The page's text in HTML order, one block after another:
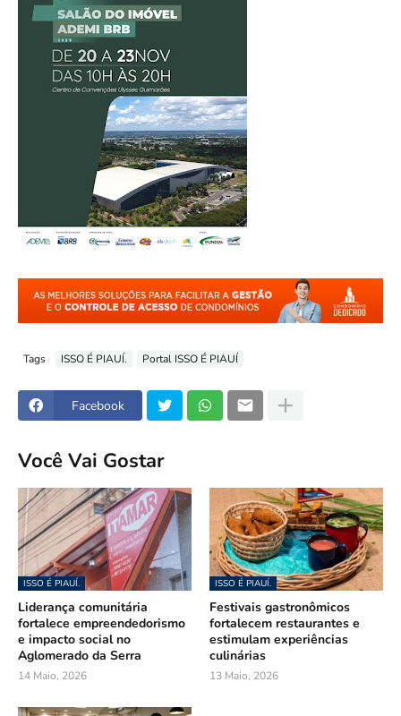
Tags ISSO É PIAUÍ. Portal ISSO É PIAUÍ
Facebook
Você Vai Gostar
ISSO É PIAUÍ.
Liderança comunitária
fortalece empreendedorismo
e impacto social no
Aglomerado da Serra
14 Maio, 2026
ISSO É PIAUÍ.
Festivais gastronômicos
fortalecem restaurantes e
estimulam experiências
culinárias
13 Maio, 2026